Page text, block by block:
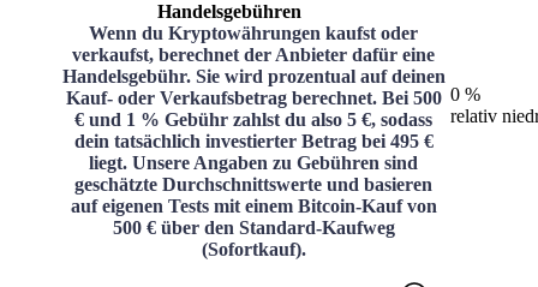
Handelsgebühren
Wenn du Kryptowährungen kaufst oder
verkaufst, berechnet der Anbieter dafür eine
Handelsgebühr. Sie wird prozentual auf deinen
Kauf- oder Verkaufsbetrag berechnet. Bei 500
€ und 1 % Gebühr zahlst du also 5 €, sodass
dein tatsächlich investierter Betrag bei 495 €
liegt. Unsere Angaben zu Gebühren sind
geschätzte Durchschnittswerte und basieren
auf eigenen Tests mit einem Bitcoin-Kauf von
500 € über den Standard-Kaufweg
(Sofortkauf).
0 %
relativ